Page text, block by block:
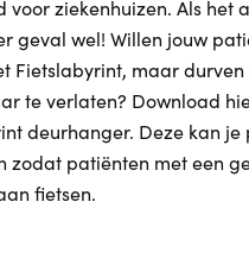
voor ziekenhuizen. Als het
geval wel! Willen jouw
Fietslabyrint, maar
te verlaten? Download
deurhanger. Deze kan je
zodat patiënten met een
fietsen.